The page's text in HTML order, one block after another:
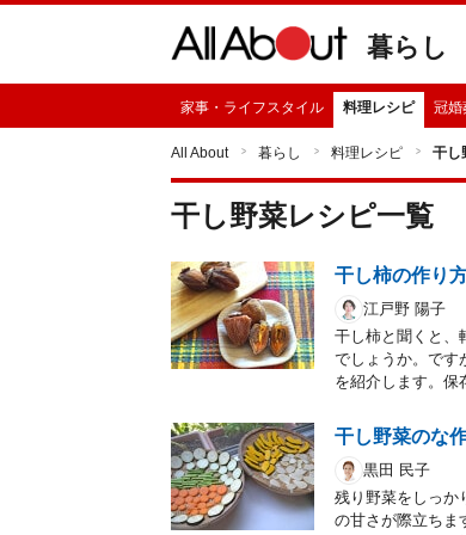
暮らし
家事・ライフスタイル 料理レシピ 冠婚
All About 暮らし 料理レシピ 干し
干し野菜レシピ一覧
干し柿の作り
江戸野 陽子
干し柿と聞くと、
でしょうか。です
を紹介します。保
干し野菜のな
黒田 民子
残り野菜をしっか
の甘さが際立ちま